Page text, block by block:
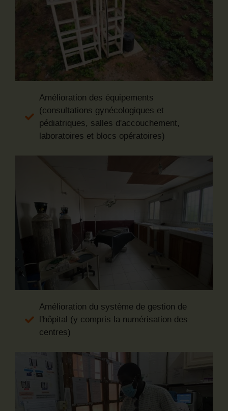
Amélioration des équipements
(consultations gynécologiques et
pédiatriques, salles d'accouchement,
laboratoires et blocs opératoires)
Amélioration du système de gestion de
l'hôpital (y compris la numérisation des
centres)